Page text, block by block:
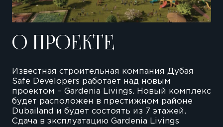
О ПРОЕКТЕ
Известная строительная компания Дубая
Safe Developers работает над новым
проектом – Gardenia Livings. Новый комплекс
будет расположен в престижном районе
Dubailand и будет состоять из 7 этажей.
Сдача в эксплуатацию Gardenia Livings